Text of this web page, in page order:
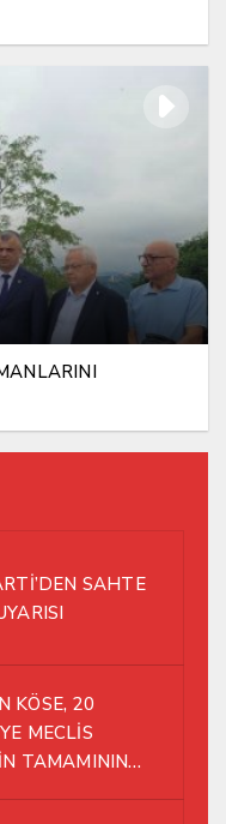
SAHTE
KÖSE, 20
MECLİS
TAMAMININ